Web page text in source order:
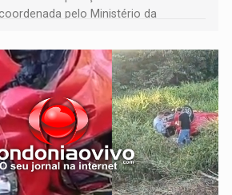
pelo Ministério da